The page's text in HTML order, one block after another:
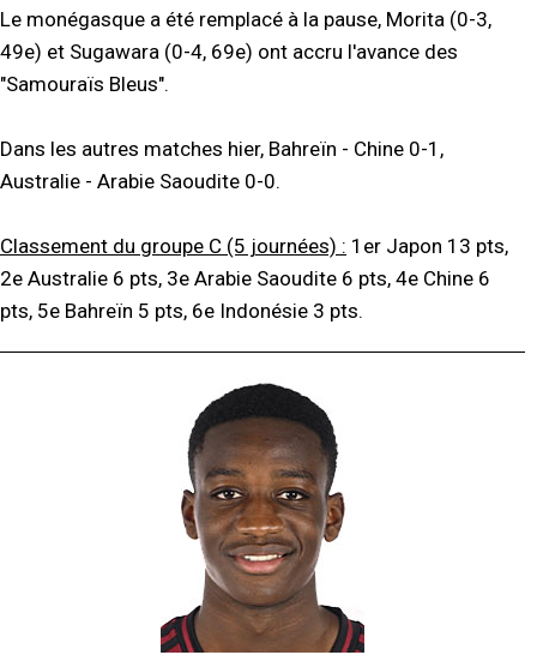
Le monégasque a été remplacé à la pause, Morita (0-3,
49e) et Sugawara (0-4, 69e) ont accru l'avance des
"Samouraïs Bleus".
Dans les autres matches hier, Bahreïn - Chine 0-1,
Australie - Arabie Saoudite 0-0.
Classement du groupe C (5 journées) : 1er Japon 13 pts,
2e Australie 6 pts, 3e Arabie Saoudite 6 pts, 4e Chine 6
pts, 5e Bahreïn 5 pts, 6e Indonésie 3 pts.